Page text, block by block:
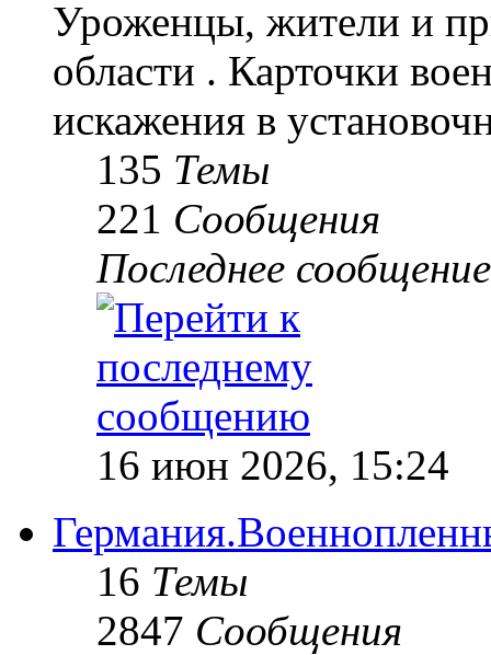
Уроженцы, жители и
области . Карточки
искажения в
135 Темы
221 Сообщения
Последнее сообщение
16 июн 2026, 15:24
16 Темы
2847 Сообщения